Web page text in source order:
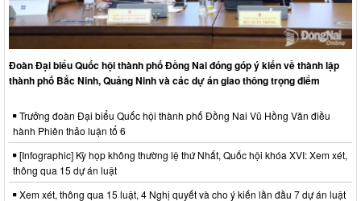
Đoàn Đại biểu Quốc hội thành phố Đồng Nai đóng góp ý kiến về thành lập
thành phố Bắc Ninh, Quảng Ninh và các dự án giao thông trọng điểm
Trưởng đoàn Đại biểu Quốc hội thành phố Đồng Nai Vũ Hồng Văn điều
hành Phiên thảo luận tổ 6
[Infographic] Kỳ họp không thường lệ thứ Nhất, Quốc hội khóa XVI: Xem xét,
thông qua 15 dự án luật
Xem xét, thông qua 15 luật, 4 Nghị quyết và cho ý kiến lần đầu 7 dự án luật